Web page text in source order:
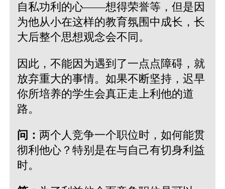
自私功利的心——想得荣誉等，但是因
为他从小在这样的教育氛围中成长，长
大后整个思想观念会不同。
因此，不能因为遇到了一点点障碍，就
放弃重大的事情。如果不断坚持，迟早
你所培养的学生会真正走上利他的道
路。
问： 两个人竞争一个职位时，如何能贯
彻利他心？特别是在与自己有切身利益
时。